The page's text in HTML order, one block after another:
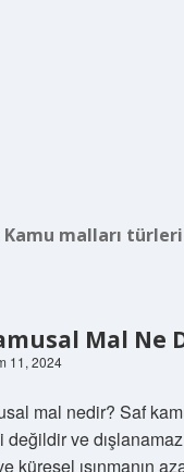
Kamu malları
Mal Ne
11, 2024
mal nedir? Saf
değildir ve
küresel ısınmanın